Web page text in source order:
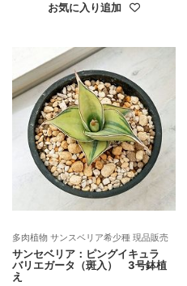
お気に入り追加
多肉植物 サンスベリア希少種 現品販売
サンセベリア：ピングイキュラ
バリエガータ（斑入） 3号鉢植
え